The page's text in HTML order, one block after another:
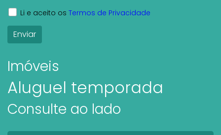
Li e aceito os Termos de Privacidade
Imóveis
Aluguel temporada
Consulte ao lado